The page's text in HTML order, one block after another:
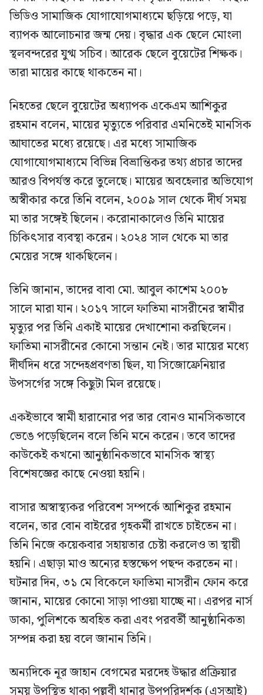
ভিডিও সামাজিক যোগাযোগমাধ্যমে ছড়িয়ে পড়ে, যা
ব্যাপক আলোচনার জন্ম দেয়। বৃদ্ধার এক ছেলে মোংলা
স্থলবন্দরের যুগ্ম সচিব। আরেক ছেলে বুয়েটের শিক্ষক।
তারা মায়ের কাছে থাকতেন না।
নিহতের ছেলে বুয়েটের অধ্যাপক একেএম আশিকুর
রহমান বলেন, মায়ের মৃত্যুতে পরিবার এমনিতেই মানসিক
আঘাতের মধ্যে রয়েছে। এর মধ্যে সামাজিক
যোগাযোগমাধ্যমে বিভিন্ন বিভ্রান্তিকর তথ্য প্রচার তাদের
আরও বিপর্যস্ত করে তুলেছে। মায়ের অবহেলার অভিযোগ
অস্বীকার করে তিনি বলেন, ২০০৯ সাল থেকে দীর্ঘ সময়
মা তার সঙ্গেই ছিলেন। করোনাকালেও তিনি মায়ের
চিকিৎসার ব্যবস্থা করেন। ২০২৪ সাল থেকে মা তার
মেয়ের সঙ্গে থাকছিলেন।
তিনি জানান, তাদের বাবা মো. আবুল কাশেম ২০০৮
সালে মারা যান। ২০১৭ সালে ফাতিমা নাসরীনের স্বামীর
মৃত্যুর পর তিনি একাই মায়ের দেখাশোনা করছিলেন।
ফাতিমা নাসরীনের কোনো সন্তান নেই। তার মায়ের মধ্যে
দীর্ঘদিন ধরে সন্দেহপ্রবণতা ছিল, যা সিজোফ্রেনিয়ার
উপসর্গের সঙ্গে কিছুটা মিল রয়েছে।
একইভাবে স্বামী হারানোর পর তার বোনও মানসিকভাবে
ভেঙে পড়েছিলেন বলে তিনি মনে করেন। তবে তাদের
কাউকেই কখনো আনুষ্ঠানিকভাবে মানসিক স্বাস্থ্য
বিশেষজ্ঞের কাছে নেওয়া হয়নি।
বাসার অস্বাস্থ্যকর পরিবেশ সম্পর্কে আশিকুর রহমান
বলেন, তার বোন বাইরের গৃহকর্মী রাখতে চাইতেন না।
তিনি নিজে কয়েকবার সহায়তার চেষ্টা করলেও তা স্থায়ী
হয়নি। এছাড়া মাও অন্যের হস্তক্ষেপ পছন্দ করতেন না।
ঘটনার দিন, ৩১ মে বিকেলে ফাতিমা নাসরীন ফোন করে
জানান, মায়ের কোনো সাড়া পাওয়া যাচ্ছে না। এরপর নার্স
ডাকা, পুলিশকে অবহিত করা এবং পরবর্তী আনুষ্ঠানিকতা
সম্পন্ন করা হয় বলে জানান তিনি।
অন্যদিকে নূর জাহান বেগমের মরদেহ উদ্ধার প্রক্রিয়ার